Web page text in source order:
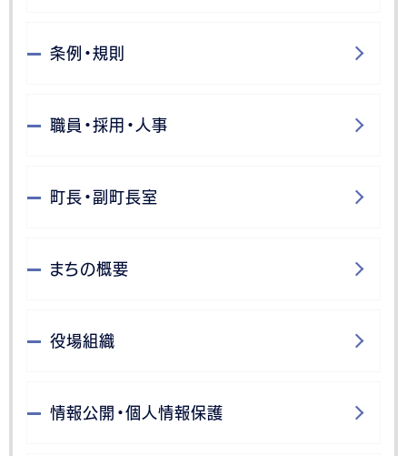
条例・規則
職員・採用・人事
町長・副町長室
まちの概要
役場組織
情報公開・個人情報保護